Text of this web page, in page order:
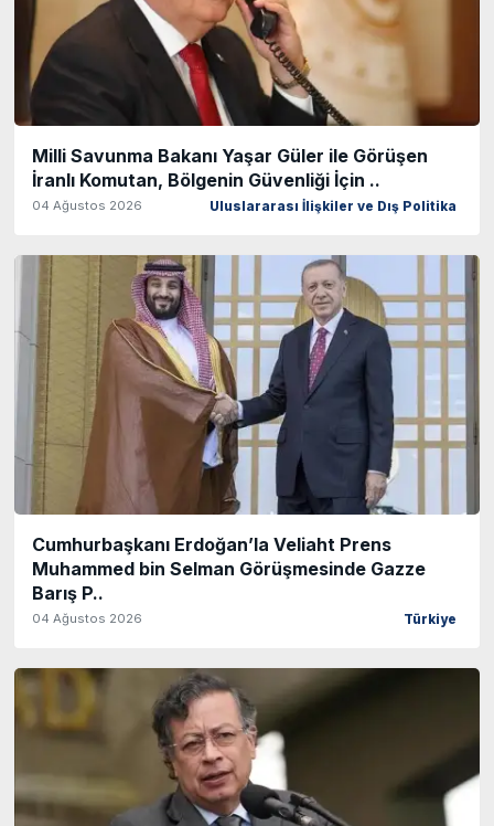
Milli Savunma Bakanı Yaşar Güler ile Görüşen
İranlı Komutan, Bölgenin Güvenliği İçin ..
04 Ağustos 2026 Uluslararası İlişkiler ve Dış Politika
Cumhurbaşkanı Erdoğan’la Veliaht Prens
Muhammed bin Selman Görüşmesinde Gazze
Barış P..
04 Ağustos 2026 Türkiye